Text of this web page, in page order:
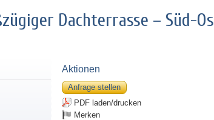
Dachterrasse – Süd-
Aktionen
Anfrage stellen
PDF laden/drucken
Merken